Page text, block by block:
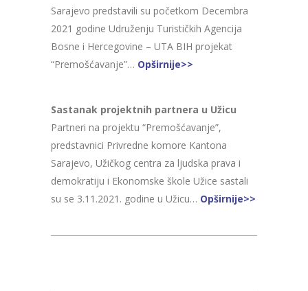
Sarajevo predstavili su početkom Decembra
2021 godine Udruženju Turističkih Agencija
Bosne i Hercegovine – UTA BIH projekat
“Premošćavanje”… Opširnije>>
Sastanak projektnih partnera u Užicu
Partneri na projektu “Premošćavanje”,
predstavnici Privredne komore Kantona
Sarajevo, Užičkog centra za ljudska prava i
demokratiju i Ekonomske škole Užice sastali
su se 3.11.2021. godine u Užicu… Opširnije>>